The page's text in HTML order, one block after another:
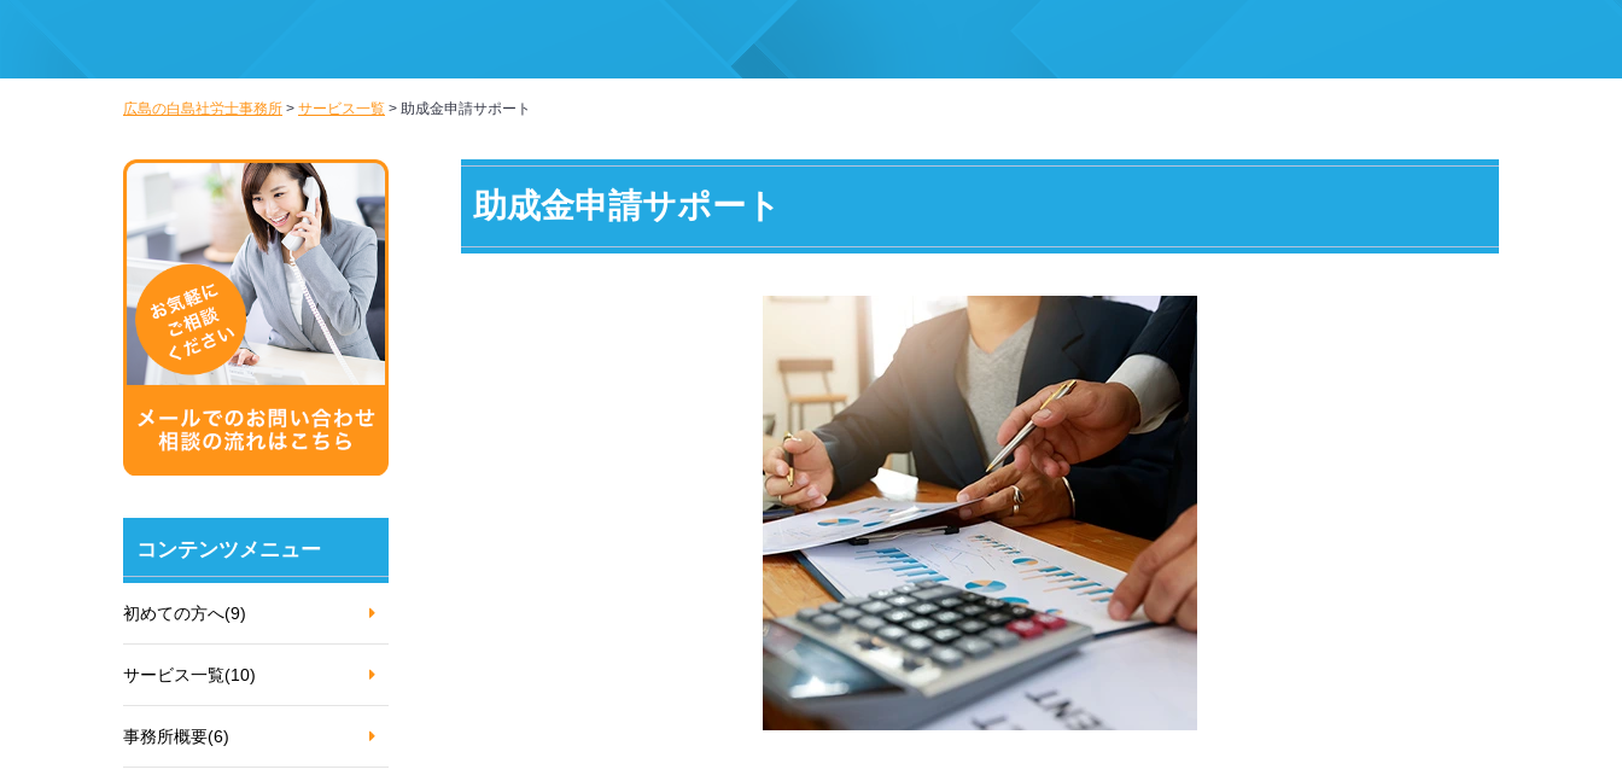
広島の白島社労士事務所 > サービス一覧 > 助成金申請サポート
助成金申請サポート
コンテンツメニュー
初めての方へ(9)
サービス一覧(10)
事務所概要(6)